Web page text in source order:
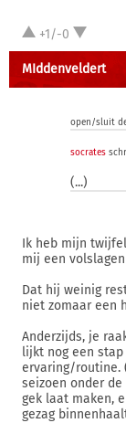
+1/-0
MIddenveldert
open/sluit
socrates
(...)
Ik heb mijn
mij een
Dat hij weinig
niet zomaar een
Anderzijds, je
lijkt nog een
ervaring/routine.
seizoen onder
gek laat maken,
gezag